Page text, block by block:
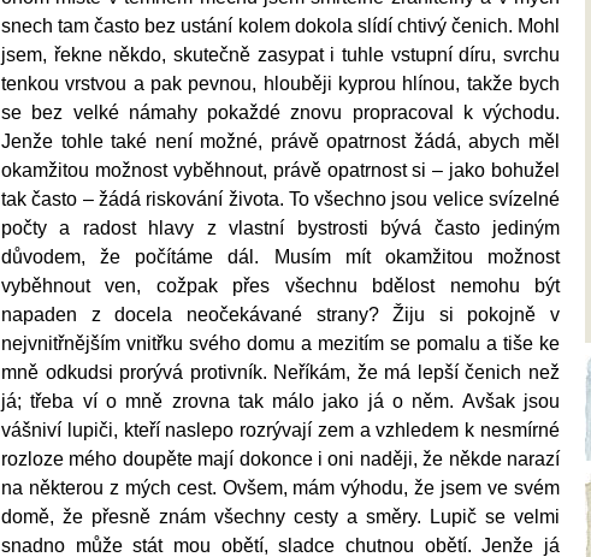
snech tam často bez ustání kolem dokola slídí chtivý čenich. Mohl
jsem, řekne někdo, skutečně zasypat i tuhle vstupní díru, svrchu
tenkou vrstvou a pak pevnou, hlouběji kyprou hlínou, takže bych
se bez velké námahy pokaždé znovu propracoval k východu.
Jenže tohle také není možné, právě opatrnost žádá, abych měl
okamžitou možnost vyběhnout, právě opatrnost si – jako bohužel
tak často – žádá riskování života. To všechno jsou velice svízelné
počty a radost hlavy z vlastní bystrosti bývá často jediným
důvodem, že počítáme dál. Musím mít okamžitou možnost
vyběhnout ven, cožpak přes všechnu bdělost nemohu být
napaden z docela neočekávané strany? Žiju si pokojně v
nejvnitřnějším vnitřku svého domu a mezitím se pomalu a tiše ke
mně odkudsi prorývá protivník. Neříkám, že má lepší čenich než
já; třeba ví o mně zrovna tak málo jako já o něm. Avšak jsou
vášniví lupiči, kteří naslepo rozrývají zem a vzhledem k nesmírné
rozloze mého doupěte mají dokonce i oni naději, že někde narazí
na některou z mých cest. Ovšem, mám výhodu, že jsem ve svém
domě, že přesně znám všechny cesty a směry. Lupič se velmi
snadno může stát mou obětí, sladce chutnou obětí. Jenže já